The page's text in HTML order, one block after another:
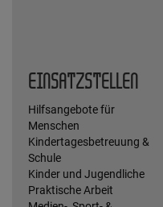
EINSATZSTELLEN
Hilfsangebote für
Menschen
Kindertagesbetreuung &
Schule
Kinder und Jugendliche
Praktische Arbeit